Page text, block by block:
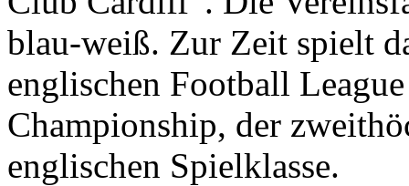
blau-weiß. Zur Zeit spielt
englischen Football League
Championship, der
englischen Spielklasse.